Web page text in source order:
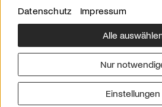
Über uns
Downloads
Werben
Datenschutz Impressum
Alle
Nur
Einstellungen